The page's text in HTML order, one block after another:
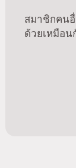
สมาชิกคน
ด้วยเหมือ